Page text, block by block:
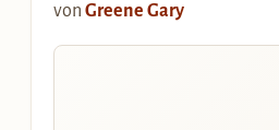
von Greene Gary